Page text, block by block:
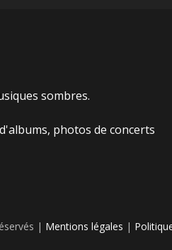
sombres.
photos de concerts
| Mentions légales |